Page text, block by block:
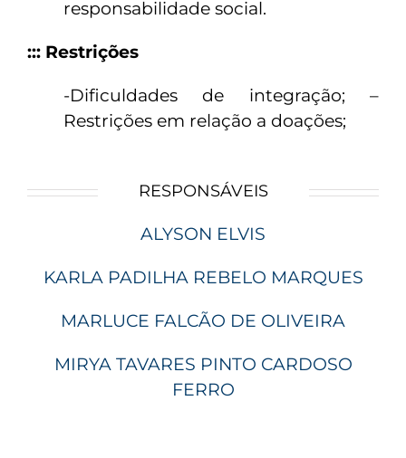
responsabilidade social.
::: Restrições
-Dificuldades de integração; –
Restrições em relação a doações;
RESPONSÁVEIS
ALYSON ELVIS
KARLA PADILHA REBELO MARQUES
MARLUCE FALCÃO DE OLIVEIRA
MIRYA TAVARES PINTO CARDOSO
FERRO